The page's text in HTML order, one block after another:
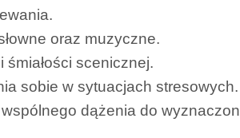
oraz muzyczne.
scenicznej.
sobie w sytuacjach stresowych.
dążenia do